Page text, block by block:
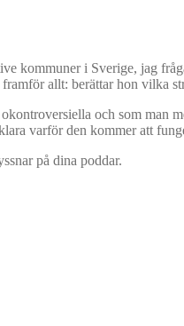
kommuner i Sverige, jag
allt: berättar hon vilka
och som man
varför den kommer att
på dina poddar.